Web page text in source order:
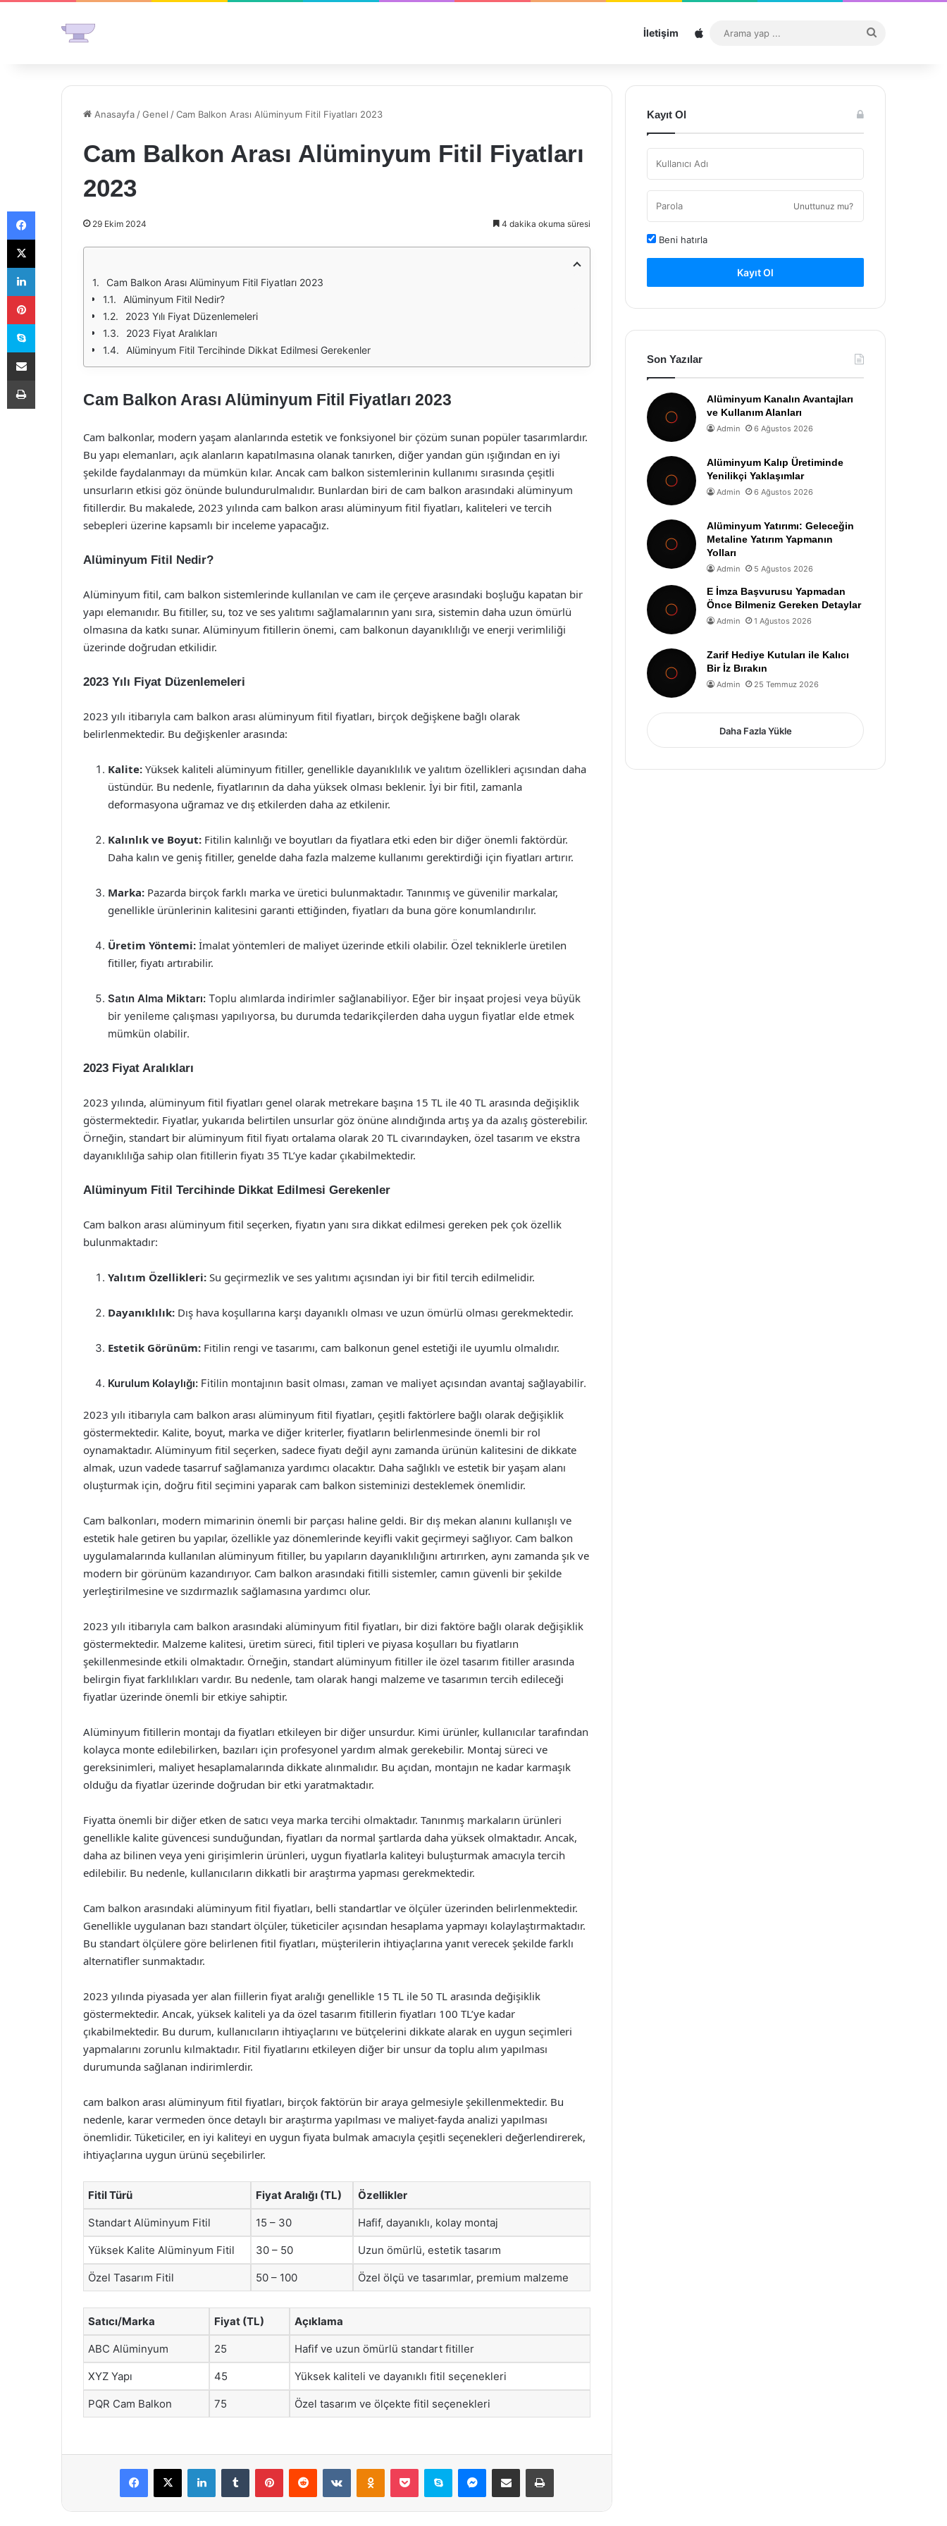
İletişim Sitemap
...
Anasayfa /Genel /Cam Balkon Arası Alüminyum Fitil Fiyatları 2023
Cam Balkon Arası Alüminyum Fitil Fiyatları
2023
29 Ekim 2024 4 dakika okuma süresi
Cam Balkon Arası Alüminyum Fitil Fiyatları 2023
Alüminyum Fitil Nedir?
2023 Yılı Fiyat Düzenlemeleri
2023 Fiyat Aralıkları
Alüminyum Fitil Tercihinde Dikkat Edilmesi Gerekenler
Cam Balkon Arası Alüminyum Fitil Fiyatları 2023
Cam balkonlar, modern yaşam alanlarında estetik ve fonksiyonel bir çözüm sunan popüler tasarımlardır.
Bu yapı elemanları, açık alanların kapatılmasına olanak tanırken, diğer yandan gün ışığından en iyi
şekilde faydalanmayı da mümkün kılar. Ancak cam balkon sistemlerinin kullanımı sırasında çeşitli
unsurların etkisi göz önünde bulundurulmalıdır. Bunlardan biri de cam balkon arasındaki alüminyum
fitillerdir. Bu makalede, 2023 yılında cam balkon arası alüminyum fitil fiyatları, kaliteleri ve tercih
sebepleri üzerine kapsamlı bir inceleme yapacağız.
Alüminyum Fitil Nedir?
Alüminyum fitil, cam balkon sistemlerinde kullanılan ve cam ile çerçeve arasındaki boşluğu kapatan bir
yapı elemanıdır. Bu fitiller, su, toz ve ses yalıtımı sağlamalarının yanı sıra, sistemin daha uzun ömürlü
olmasına da katkı sunar. Alüminyum fitillerin önemi, cam balkonun dayanıklılığı ve enerji verimliliği
üzerinde doğrudan etkilidir.
2023 Yılı Fiyat Düzenlemeleri
2023 yılı itibarıyla cam balkon arası alüminyum fitil fiyatları, birçok değişkene bağlı olarak
belirlenmektedir. Bu değişkenler arasında:
Kalite: Yüksek kaliteli alüminyum fitiller, genellikle dayanıklılık ve yalıtım özellikleri açısından daha
üstündür. Bu nedenle, fiyatlarının da daha yüksek olması beklenir. İyi bir fitil, zamanla
deformasyona uğramaz ve dış etkilerden daha az etkilenir.
Kalınlık ve Boyut: Fitilin kalınlığı ve boyutları da fiyatlara etki eden bir diğer önemli faktördür.
Daha kalın ve geniş fitiller, genelde daha fazla malzeme kullanımı gerektirdiği için fiyatları artırır.
Marka: Pazarda birçok farklı marka ve üretici bulunmaktadır. Tanınmış ve güvenilir markalar,
genellikle ürünlerinin kalitesini garanti ettiğinden, fiyatları da buna göre konumlandırılır.
Üretim Yöntemi: İmalat yöntemleri de maliyet üzerinde etkili olabilir. Özel tekniklerle üretilen
fitiller, fiyatı artırabilir.
Satın Alma Miktarı: Toplu alımlarda indirimler sağlanabiliyor. Eğer bir inşaat projesi veya büyük
bir yenileme çalışması yapılıyorsa, bu durumda tedarikçilerden daha uygun fiyatlar elde etmek
mümkün olabilir.
2023 Fiyat Aralıkları
2023 yılında, alüminyum fitil fiyatları genel olarak metrekare başına 15 TL ile 40 TL arasında değişiklik
göstermektedir. Fiyatlar, yukarıda belirtilen unsurlar göz önüne alındığında artış ya da azalış gösterebilir.
Örneğin, standart bir alüminyum fitil fiyatı ortalama olarak 20 TL civarındayken, özel tasarım ve ekstra
dayanıklılığa sahip olan fitillerin fiyatı 35 TL’ye kadar çıkabilmektedir.
Alüminyum Fitil Tercihinde Dikkat Edilmesi Gerekenler
Cam balkon arası alüminyum fitil seçerken, fiyatın yanı sıra dikkat edilmesi gereken pek çok özellik
bulunmaktadır:
Yalıtım Özellikleri: Su geçirmezlik ve ses yalıtımı açısından iyi bir fitil tercih edilmelidir.
Dayanıklılık: Dış hava koşullarına karşı dayanıklı olması ve uzun ömürlü olması gerekmektedir.
Estetik Görünüm: Fitilin rengi ve tasarımı, cam balkonun genel estetiği ile uyumlu olmalıdır.
Kurulum Kolaylığı: Fitilin montajının basit olması, zaman ve maliyet açısından avantaj sağlayabilir.
2023 yılı itibarıyla cam balkon arası alüminyum fitil fiyatları, çeşitli faktörlere bağlı olarak değişiklik
göstermektedir. Kalite, boyut, marka ve diğer kriterler, fiyatların belirlenmesinde önemli bir rol
oynamaktadır. Alüminyum fitil seçerken, sadece fiyatı değil aynı zamanda ürünün kalitesini de dikkate
almak, uzun vadede tasarruf sağlamanıza yardımcı olacaktır. Daha sağlıklı ve estetik bir yaşam alanı
oluşturmak için, doğru fitil seçimini yaparak cam balkon sisteminizi desteklemek önemlidir.
Cam balkonları, modern mimarinin önemli bir parçası haline geldi. Bir dış mekan alanını kullanışlı ve
estetik hale getiren bu yapılar, özellikle yaz dönemlerinde keyifli vakit geçirmeyi sağlıyor. Cam balkon
uygulamalarında kullanılan alüminyum fitiller, bu yapıların dayanıklılığını artırırken, aynı zamanda şık ve
modern bir görünüm kazandırıyor. Cam balkon arasındaki fitilli sistemler, camın güvenli bir şekilde
yerleştirilmesine ve sızdırmazlık sağlamasına yardımcı olur.
2023 yılı itibarıyla cam balkon arasındaki alüminyum fitil fiyatları, bir dizi faktöre bağlı olarak değişiklik
göstermektedir. Malzeme kalitesi, üretim süreci, fitil tipleri ve piyasa koşulları bu fiyatların
şekillenmesinde etkili olmaktadır. Örneğin, standart alüminyum fitiller ile özel tasarım fitiller arasında
belirgin fiyat farklılıkları vardır. Bu nedenle, tam olarak hangi malzeme ve tasarımın tercih edileceği
fiyatlar üzerinde önemli bir etkiye sahiptir.
Alüminyum fitillerin montajı da fiyatları etkileyen bir diğer unsurdur. Kimi ürünler, kullanıcılar tarafından
kolayca monte edilebilirken, bazıları için profesyonel yardım almak gerekebilir. Montaj süreci ve
gereksinimleri, maliyet hesaplamalarında dikkate alınmalıdır. Bu açıdan, montajın ne kadar karmaşık
olduğu da fiyatlar üzerinde doğrudan bir etki yaratmaktadır.
Fiyatta önemli bir diğer etken de satıcı veya marka tercihi olmaktadır. Tanınmış markaların ürünleri
genellikle kalite güvencesi sunduğundan, fiyatları da normal şartlarda daha yüksek olmaktadır. Ancak,
daha az bilinen veya yeni girişimlerin ürünleri, uygun fiyatlarla kaliteyi buluşturmak amacıyla tercih
edilebilir. Bu nedenle, kullanıcıların dikkatli bir araştırma yapması gerekmektedir.
Cam balkon arasındaki alüminyum fitil fiyatları, belli standartlar ve ölçüler üzerinden belirlenmektedir.
Genellikle uygulanan bazı standart ölçüler, tüketiciler açısından hesaplama yapmayı kolaylaştırmaktadır.
Bu standart ölçülere göre belirlenen fitil fiyatları, müşterilerin ihtiyaçlarına yanıt verecek şekilde farklı
alternatifler sunmaktadır.
2023 yılında piyasada yer alan fiillerin fiyat aralığı genellikle 15 TL ile 50 TL arasında değişiklik
göstermektedir. Ancak, yüksek kaliteli ya da özel tasarım fitillerin fiyatları 100 TL’ye kadar
çıkabilmektedir. Bu durum, kullanıcıların ihtiyaçlarını ve bütçelerini dikkate alarak en uygun seçimleri
yapmalarını zorunlu kılmaktadır. Fitil fiyatlarını etkileyen diğer bir unsur da toplu alım yapılması
durumunda sağlanan indirimlerdir.
cam balkon arası alüminyum fitil fiyatları, birçok faktörün bir araya gelmesiyle şekillenmektedir. Bu
nedenle, karar vermeden önce detaylı bir araştırma yapılması ve maliyet-fayda analizi yapılması
önemlidir. Tüketiciler, en iyi kaliteyi en uygun fiyata bulmak amacıyla çeşitli seçenekleri değerlendirerek,
ihtiyaçlarına uygun ürünü seçebilirler.
Fitil Türü Fiyat Aralığı (TL) Özellikler
Standart Alüminyum Fitil 15 – 30 Hafif, dayanıklı, kolay montaj
Yüksek Kalite Alüminyum Fitil 30 – 50 Uzun ömürlü, estetik tasarım
Özel Tasarım Fitil 50 – 100 Özel ölçü ve tasarımlar, premium malzeme
Satıcı/Marka Fiyat (TL) Açıklama
ABC Alüminyum 25 Hafif ve uzun ömürlü standart fitiller
XYZ Yapı 45 Yüksek kaliteli ve dayanıklı fitil seçenekleri
PQR Cam Balkon 75 Özel tasarım ve ölçekte fitil seçenekleri
Facebook
X LinkedInTumblr PinterestReddit VKontakteOdnoklassniki
Pocket Skype Messenger
E-Posta ile paylaş Yazdır
Kayıt Ol
Unuttunuz mu?
Beni hatırla
Kayıt Ol
Son Yazılar
Alüminyum Kanalın Avantajları
ve Kullanım Alanları
Admin 6 Ağustos 2026
Alüminyum Kalıp Üretiminde
Yenilikçi Yaklaşımlar
Admin 6 Ağustos 2026
Alüminyum Yatırımı: Geleceğin
Metaline Yatırım Yapmanın
Yolları
Admin 5 Ağustos 2026
E İmza Başvurusu Yapmadan
Önce Bilmeniz Gereken Detaylar
Admin 1 Ağustos 2026
Zarif Hediye Kutuları ile Kalıcı
Bir İz Bırakın
Admin 25 Temmuz 2026
Daha Fazla Yükle
Facebook
X
LinkedIn
Pinterest
Skype
E-Posta ile paylaş